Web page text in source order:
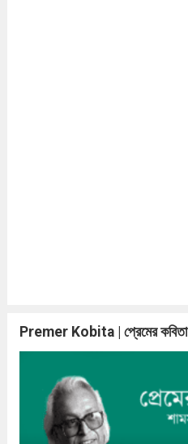
Premer Kobita | প্রেমের কবিতা